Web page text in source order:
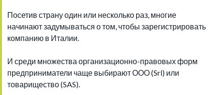
Посетив страну один или несколько раз, многие
начинают задумываться о том, чтобы зарегистрировать
компанию в Италии.
И среди множества организационно-правовых форм
предприниматели чаще выбирают ООО (Srl) или
товарищество (SAS).